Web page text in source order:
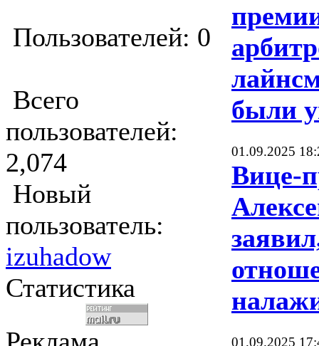
Пользователей: 0
Всего
пользователей:
2,074
Новый
пользователь:
izuhadow
Статистика
были
01.09.2025
Вице-
01.09.2025